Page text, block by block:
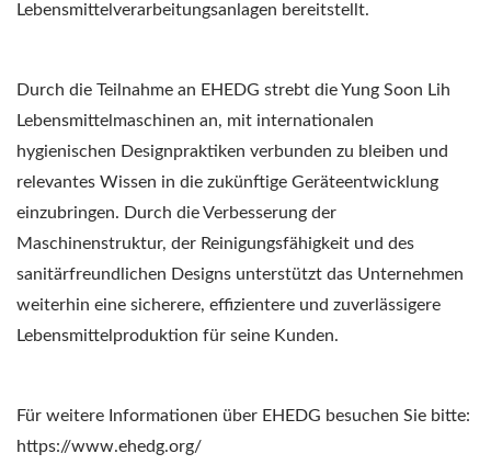
Lebensmittelverarbeitungsanlagen bereitstellt.
Durch die Teilnahme an EHEDG strebt die Yung Soon Lih
Lebensmittelmaschinen an, mit internationalen
hygienischen Designpraktiken verbunden zu bleiben und
relevantes Wissen in die zukünftige Geräteentwicklung
einzubringen. Durch die Verbesserung der
Maschinenstruktur, der Reinigungsfähigkeit und des
sanitärfreundlichen Designs unterstützt das Unternehmen
weiterhin eine sicherere, effizientere und zuverlässigere
Lebensmittelproduktion für seine Kunden.
Für weitere Informationen über EHEDG besuchen Sie bitte:
https://www.ehedg.org/